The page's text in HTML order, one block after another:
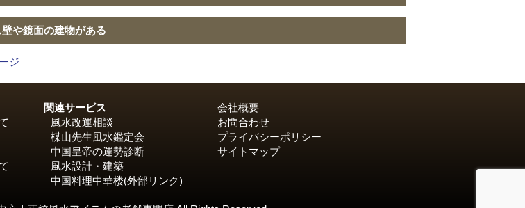
壁や鏡面の建物がある
ジ
関連サービス
風水改運相談
楳山先生風水鑑定会
中国皇帝の運勢診断
風水設計・建築
中国料理中華楼(外部リンク)
会社概要
お問合わせ
プライバシーポリシー
サイトマップ